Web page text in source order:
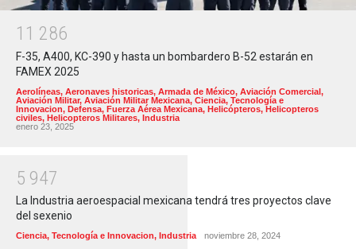
1 1 286
F-35, A400, KC-390 y hasta un bombardero B-52 estarán en
FAMEX 2025
Aerolíneas, Aeronaves historicas, Armada de México, Aviación Comercial,
Aviación Militar, Aviación Militar Mexicana, Ciencia, Tecnología e
Innovacion, Defensa, Fuerza Aérea Mexicana, Helicópteros, Helicopteros
civiles, Helicopteros Militares, Industria
enero 23, 2025
5 947
La Industria aeroespacial mexicana tendrá tres proyectos clave
del sexenio
Ciencia, Tecnología e Innovacion, Industria noviembre 28, 2024